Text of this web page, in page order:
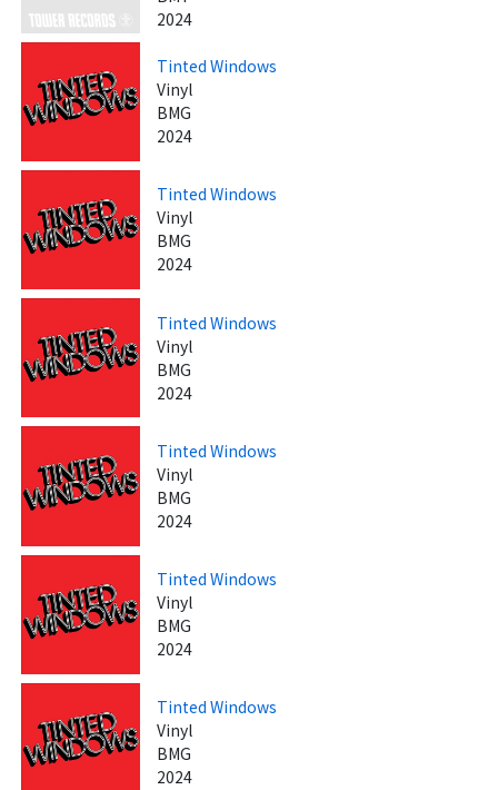
2024
Tinted Windows
Vinyl
BMG
2024
Tinted Windows
Vinyl
BMG
2024
Tinted Windows
Vinyl
BMG
2024
Tinted Windows
Vinyl
BMG
2024
Tinted Windows
Vinyl
BMG
2024
Tinted Windows
Vinyl
BMG
2024